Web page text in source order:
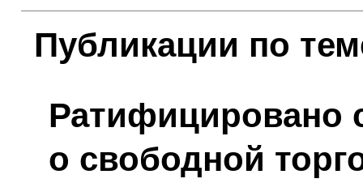
Публикации по
Ратифицировано
о свободной